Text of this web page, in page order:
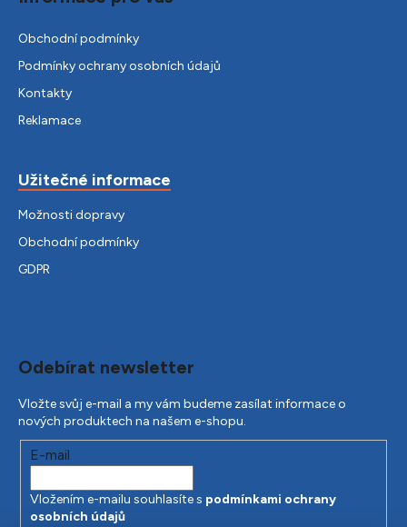
Obchodní podmínky
Podmínky ochrany osobních údajů
Kontakty
Reklamace
Užitečné informace
Možnosti dopravy
Obchodní podmínky
GDPR
Odebírat newsletter
Vložte svůj e-mail a my vám budeme zasílat informace o
nových produktech na našem e-shopu.
E-mail
Vložením e-mailu souhlasíte s podmínkami ochrany
osobních údajů